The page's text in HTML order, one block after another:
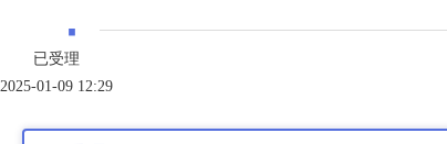
·
已受理
2025-01-09 12:29